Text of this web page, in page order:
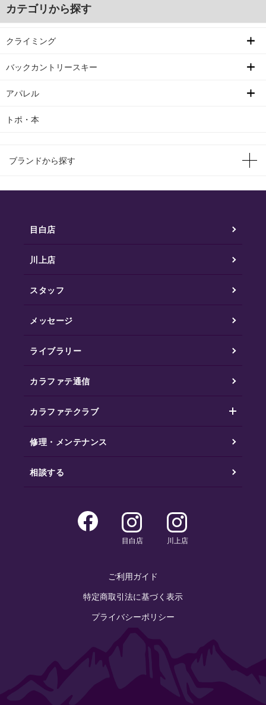
カテゴリから探す
クライミング
バックカントリースキー
アパレル
トポ・本
ブランドから探す
目白店
川上店
スタッフ
メッセージ
ライブラリー
カラファテ通信
カラファテクラブ
修理・メンテナンス
相談する
目白店 川上店
ご利用ガイド
特定商取引法に基づく表示
プライバシーポリシー